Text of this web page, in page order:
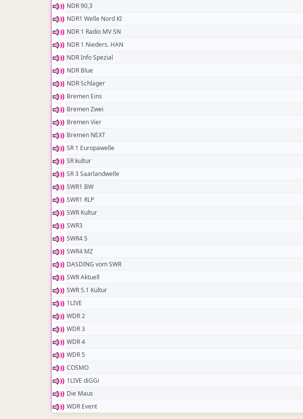
NDR 90,3
NDR1 Welle Nord KI
NDR 1 Radio MV SN
NDR 1 Nieders. HAN
NDR Info Spezial
NDR Blue
NDR Schlager
Bremen Eins
Bremen Zwei
Bremen Vier
Bremen NEXT
SR 1 Europawelle
SR kultur
SR 3 Saarlandwelle
SWR1 BW
SWR1 RLP
SWR Kultur
SWR3
SWR4 S
SWR4 MZ
DASDING vom SWR
SWR Aktuell
SWR 5.1 Kultur
1LIVE
WDR 2
WDR 3
WDR 4
WDR 5
COSMO
1LIVE diGGi
Die Maus
WDR Event